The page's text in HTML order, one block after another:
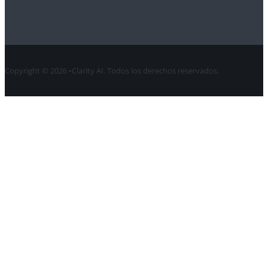
Copyright © 2026 •Clarity AI. Todos los derechos reservados.